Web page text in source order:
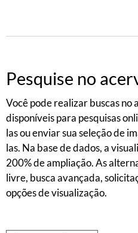
Pesquise no
Você pode realizar buscas no
disponíveis para pesquisas
las ou enviar sua seleção de
las. Na base de dados, a
200% de ampliação. As
livre, busca avançada,
opções de visualização.